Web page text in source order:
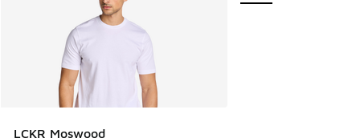
LCKR Moswood